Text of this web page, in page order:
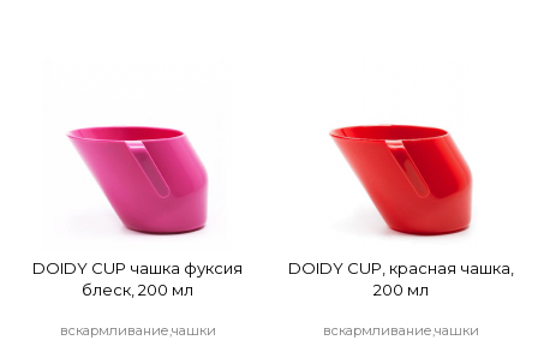
DOIDY CUP чашка фуксия
блеск, 200 мл
вскармливание,чашки
DOIDY CUP, красная чашка,
200 мл
вскармливание,чашки